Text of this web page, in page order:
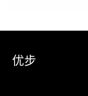
优步